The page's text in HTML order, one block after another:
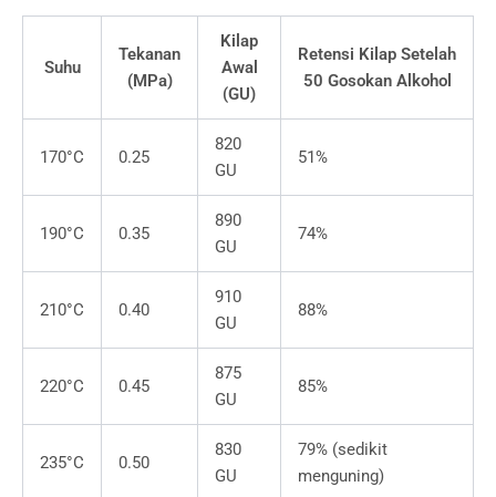
Suhu
Tekanan
(MPa)
Kilap
Awal
(GU)
Retensi Kilap Setelah
50 Gosokan Alkohol
170°C 0.25
820
GU
51%
190°C 0.35
890
GU
74%
210°C 0.40
910
GU
88%
220°C 0.45
875
GU
85%
235°C 0.50
830
GU
79% (sedikit
menguning)